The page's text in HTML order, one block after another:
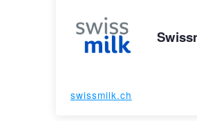
swissmilk.ch